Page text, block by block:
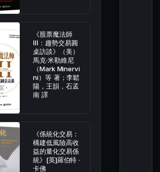
《股票魔法師
Ⅲ：趨勢交易圓
桌訪談》（美）
馬克·米勒維尼
（Mark Minervi
ni）等 著；李鬆
陽，王韻，石孟
南 譯
《係統化交易：
構建低風險高收
益的量化交易係
統》[英]羅伯特 ·
卡佛